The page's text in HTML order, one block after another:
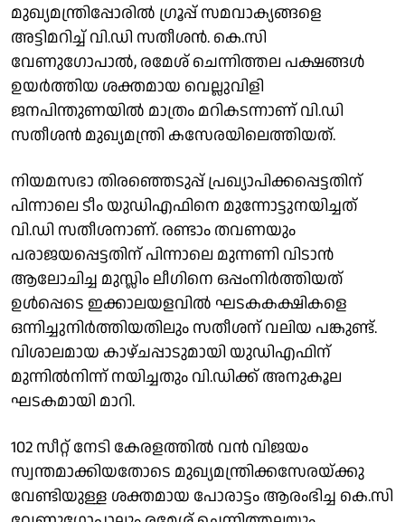
മുഖ്യമന്ത്രിപ്പോരില്‍ ഗ്രൂപ്പ് സമവാക്യങ്ങളെ
അട്ടിമറിച്ച് വി.ഡി സതീശന്‍. കെ.സി
വേണുഗോപാല്‍, രമേശ് ചെന്നിത്തല പക്ഷങ്ങള്‍
ഉയർത്തിയ ശക്തമായ വെല്ലുവിളി
ജനപിന്തുണയില്‍ മാത്രം മറികടന്നാണ് വി.ഡി
സതീശന്‍ മുഖ്യമന്ത്രി കസേരയിലെത്തിയത്.
നിയമസഭാ തിരഞ്ഞെടുപ്പ് പ്രഖ്യാപിക്കപ്പെട്ടതിന്
പിന്നാലെ ടീം യുഡിഎഫിനെ മുന്നോട്ടുനയിച്ചത്
വി.ഡി സതീശനാണ്. രണ്ടാം തവണയും
പരാജയപ്പെട്ടതിന് പിന്നാലെ മുന്നണി വിടാന്‍
ആലോചിച്ച മുസ്ലിം ലീഗിനെ ഒപ്പംനിർത്തിയത്
ഉള്‍പ്പെടെ ഇക്കാലയളവില്‍ ഘടകകക്ഷികളെ
ഒന്നിച്ചുനിർത്തിയതിലും സതീശന് വലിയ പങ്കുണ്ട്.
വിശാലമായ കാഴ്ചപ്പാടുമായി യുഡിഎഫിന്
മുന്നില്‍നിന്ന് നയിച്ചതും വി.ഡിക്ക് അനുകൂല
ഘടകമായി മാറി.
102 സീറ്റ് നേടി കേരളത്തില്‍ വന്‍ വിജയം
സ്വന്തമാക്കിയതോടെ മുഖ്യമന്ത്രിക്കസേരയ്ക്കു
വേണ്ടിയുള്ള ശക്തമായ പോരാട്ടം ആരംഭിച്ച കെ.സി